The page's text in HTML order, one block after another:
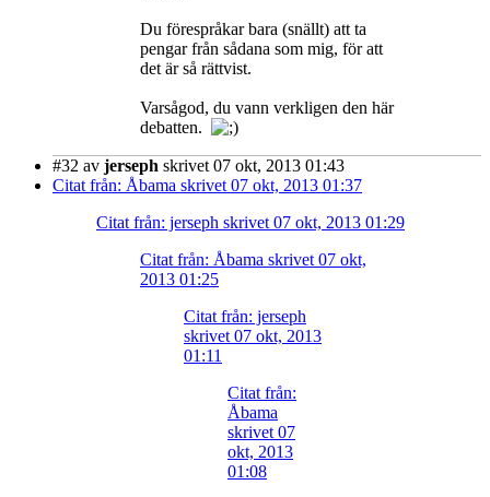
Du förespråkar bara (snällt) att ta
pengar från sådana som mig, för att
det är så rättvist.
Varsågod, du vann verkligen den här
debatten.
#32 av jerseph skrivet 07 okt, 2013 01:43
Citat från: Åbama skrivet 07 okt, 2013 01:37
Citat från: jerseph skrivet 07 okt, 2013 01:29
Citat från: Åbama skrivet 07 okt,
2013 01:25
Citat från: jerseph
skrivet 07 okt, 2013
01:11
Citat från:
Åbama
skrivet 07
okt, 2013
01:08